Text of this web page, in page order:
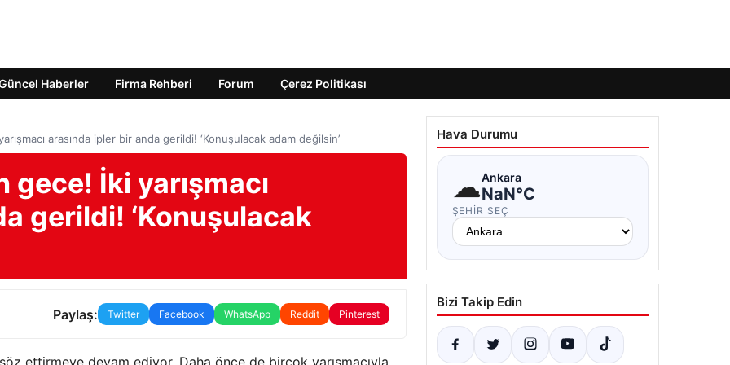
Haberler Firma Rehberi Forum Çerez Politikası
arasında ipler bir anda gerildi! ‘Konuşulacak adam değilsin’
İki yarışmacı
gerildi! ‘Konuşulacak
Paylaş: Twitter Facebook WhatsApp Reddit Pinterest
ettirmeye devam ediyor. Daha önce de birçok yarışmacıyla
Hava Durumu
☁Ankara
NaN°C
ŞEHIR SEÇ
Bizi Takip Edin